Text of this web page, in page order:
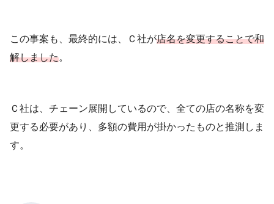
この事案も、最終的には、Ｃ社が店名を変更することで和
解しました。
Ｃ社は、チェーン展開しているので、全ての店の名称を変
更する必要があり、多額の費用が掛かったものと推測しま
す。